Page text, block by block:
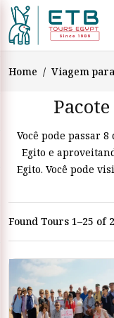
Home Viagem
Você pode passar
Egito e
Egito. Você pode
Hurghada. Será
sozinho ou com sua
melhores
Found Tours 1–25 of